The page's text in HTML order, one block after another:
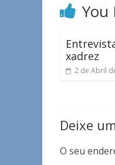
You
xadrez
2 de Abril
Deixe
O seu